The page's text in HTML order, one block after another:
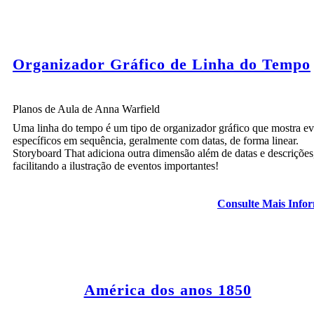
O FOGO EM FORT SUMTER
Organizador Gráfico de Linha do Tempo
Planos de Aula de Anna Warfield
Uma linha do tempo é um tipo de organizador gráfico que mostra
específicos em sequência, geralmente com datas, de forma linear.
Storyboard That adiciona outra dimensão além de datas e
facilitando a ilustração de eventos importantes!
Consulte Mais
América dos anos 1850